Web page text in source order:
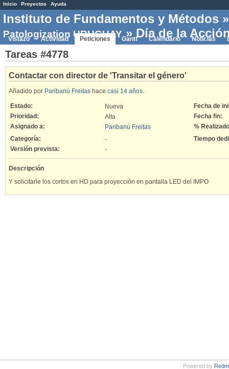
Inicio Proyectos Ayuda
Instituto de Fundamentos y Métodos
Patologization URUGUAY» Día de la
Vistazo Actividad Peticiones Gantt Calendario Noticias
Tareas #4778
Contactar con director de 'Transitar el género'
Añadido por Paribanú Freitas hace casi 14 años.
Estado: Nueva
Fecha de
Prioridad:
Alta
Fecha fin:
Asignado a:
Paribanú Freitas
%
Categoría:
-
Tiempo
Versión prevista:
-
Descripción
Y solicitarle los cortos en HD para proyección en pantalla LED del IMPO
Powered by